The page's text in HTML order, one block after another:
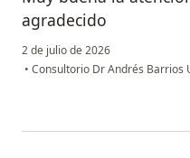
agradecido
2 de julio de 2026
• Consultorio Dr Andrés Barrios